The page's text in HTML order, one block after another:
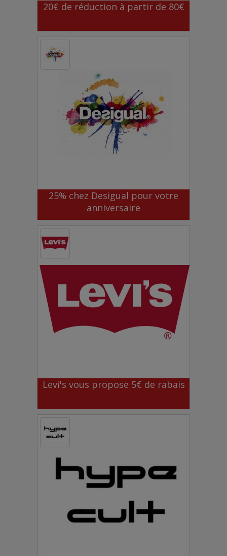
20€ de réduction à partir de 80€
25% chez Desigual pour votre
anniversaire
Levi's vous propose 5€ de rabais